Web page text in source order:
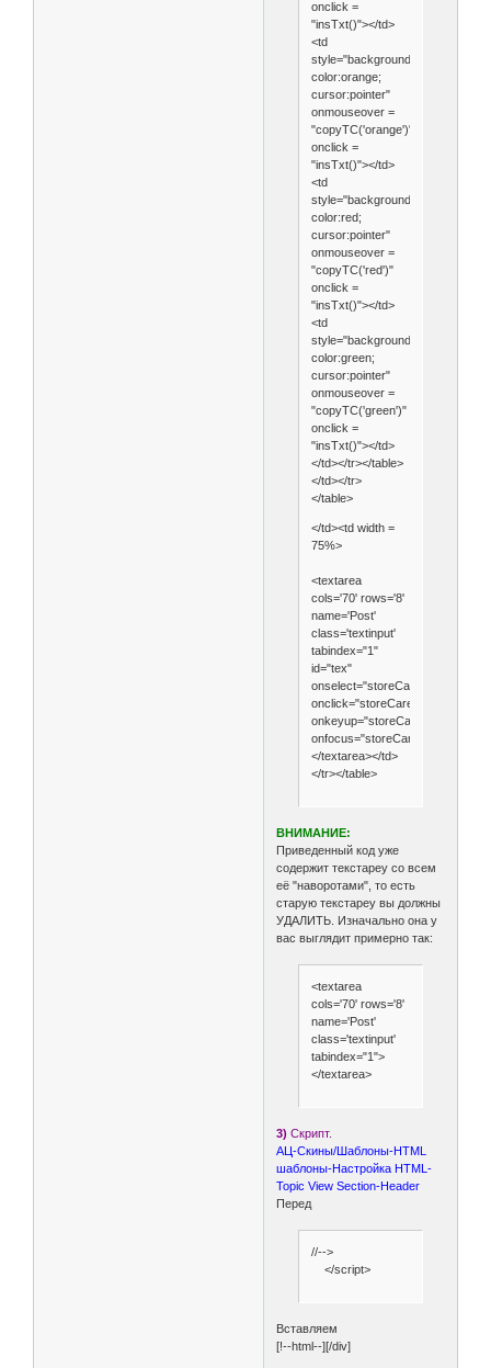
onclick =
"insTxt()"></td>
<td
style="background-
color:orange;
cursor:pointer"
onmouseover =
"copyTC('orange')"
onclick =
"insTxt()"></td>
<td
style="background-
color:red;
cursor:pointer"
onmouseover =
"copyTC('red')"
onclick =
"insTxt()"></td>
<td
style="background-
color:green;
cursor:pointer"
onmouseover =
"copyTC('green')"
onclick =
"insTxt()"></td>
</td></tr></table>
</td></tr>
</table>
</td><td width =
75%>
<textarea
cols='70' rows='8'
name='Post'
class='textinput'
tabindex="1"
id="tex"
onselect="storeCaret(this);"
onclick="storeCaret(this);"
onkeyup="storeCaret(this);"
onfocus="storeCaret(this);">
</textarea></td>
</tr></table>
ВНИМАНИЕ:
Приведенный код уже
содержит текстареу со всем
её "наворотами", то есть
старую текстареу вы должны
УДАЛИТЬ. Изначально она у
вас выглядит примерно так:
<textarea
cols='70' rows='8'
name='Post'
class='textinput'
tabindex="1">
</textarea>
3) Скрипт.
АЦ-Скины/Шаблоны-HTML
шаблоны-Настройка HTML-
Topic View Section-Header
Перед
//-->
</script>
Вставляем
[!--html--][/div]